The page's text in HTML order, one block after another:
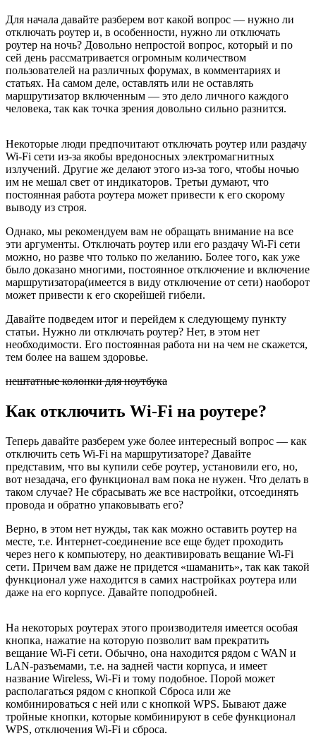
Для начала давайте разберем вот какой вопрос — нужно ли
отключать роутер и, в особенности, нужно ли отключать
роутер на ночь? Довольно непростой вопрос, который и по
сей день рассматривается огромным количеством
пользователей на различных форумах, в комментариях и
статьях. На самом деле, оставлять или не оставлять
маршрутизатор включенным — это дело личного каждого
человека, так как точка зрения довольно сильно разнится.
Некоторые люди предпочитают отключать роутер или раздачу
Wi-Fi сети из-за якобы вредоносных электромагнитных
излучений. Другие же делают этого из-за того, чтобы ночью
им не мешал свет от индикаторов. Третьи думают, что
постоянная работа роутера может привести к его скорому
выводу из строя.
Однако, мы рекомендуем вам не обращать внимание на все
эти аргументы. Отключать роутер или его раздачу Wi-Fi сети
можно, но разве что только по желанию. Более того, как уже
было доказано многими, постоянное отключение и включение
маршрутизатора(имеется в виду отключение от сети) наоборот
может привести к его скорейшей гибели.
Давайте подведем итог и перейдем к следующему пункту
статьи. Нужно ли отключать роутер? Нет, в этом нет
необходимости. Его постоянная работа ни на чем не скажется,
тем более на вашем здоровье.
нештатные колонки для ноутбука
Как отключить Wi-Fi на роутере?
Теперь давайте разберем уже более интересный вопрос — как
отключить сеть Wi-Fi на маршрутизаторе? Давайте
представим, что вы купили себе роутер, установили его, но,
вот незадача, его функционал вам пока не нужен. Что делать в
таком случае? Не сбрасывать же все настройки, отсоединять
провода и обратно упаковывать его?
Верно, в этом нет нужды, так как можно оставить роутер на
месте, т.е. Интернет-соединение все еще будет проходить
через него к компьютеру, но деактивировать вещание Wi-Fi
сети. Причем вам даже не придется «шаманить», так как такой
функционал уже находится в самих настройках роутера или
даже на его корпусе. Давайте поподробней.
На некоторых роутерах этого производителя имеется особая
кнопка, нажатие на которую позволит вам прекратить
вещание Wi-Fi сети. Обычно, она находится рядом с WAN и
LAN-разъемами, т.е. на задней части корпуса, и имеет
название Wireless, Wi-Fi и тому подобное. Порой может
располагаться рядом с кнопкой Сброса или же
комбинироваться с ней или с кнопкой WPS. Бывают даже
тройные кнопки, которые комбинируют в себе функционал
WPS, отключения Wi-Fi и сброса.